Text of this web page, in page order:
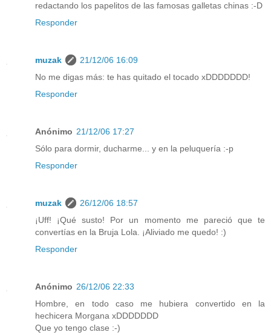
redactando los papelitos de las famosas galletas chinas :-D
Responder
muzak
21/12/06 16:09
No me digas más: te has quitado el tocado xDDDDDDD!
Responder
Anónimo 21/12/06 17:27
Sólo para dormir, ducharme... y en la peluquería :-p
Responder
muzak
26/12/06 18:57
¡Uff! ¡Qué susto! Por un momento me pareció que te
convertías en la Bruja Lola. ¡Aliviado me quedo! :)
Responder
Anónimo 26/12/06 22:33
Hombre, en todo caso me hubiera convertido en la
hechicera Morgana xDDDDDDD
Que yo tengo clase :-)